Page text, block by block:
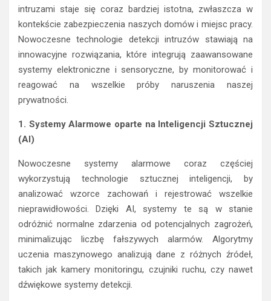
intruzami staje się coraz bardziej istotna, zwłaszcza w
kontekście zabezpieczenia naszych domów i miejsc pracy.
Nowoczesne technologie detekcji intruzów stawiają na
innowacyjne rozwiązania, które integrują zaawansowane
systemy elektroniczne i sensoryczne, by monitorować i
reagować na wszelkie próby naruszenia naszej
prywatności.
1. Systemy Alarmowe oparte na Inteligencji Sztucznej
(AI)
Nowoczesne systemy alarmowe coraz częściej
wykorzystują technologie sztucznej inteligencji, by
analizować wzorce zachowań i rejestrować wszelkie
nieprawidłowości. Dzięki AI, systemy te są w stanie
odróżnić normalne zdarzenia od potencjalnych zagrożeń,
minimalizując liczbę fałszywych alarmów. Algorytmy
uczenia maszynowego analizują dane z różnych źródeł,
takich jak kamery monitoringu, czujniki ruchu, czy nawet
dźwiękowe systemy detekcji.